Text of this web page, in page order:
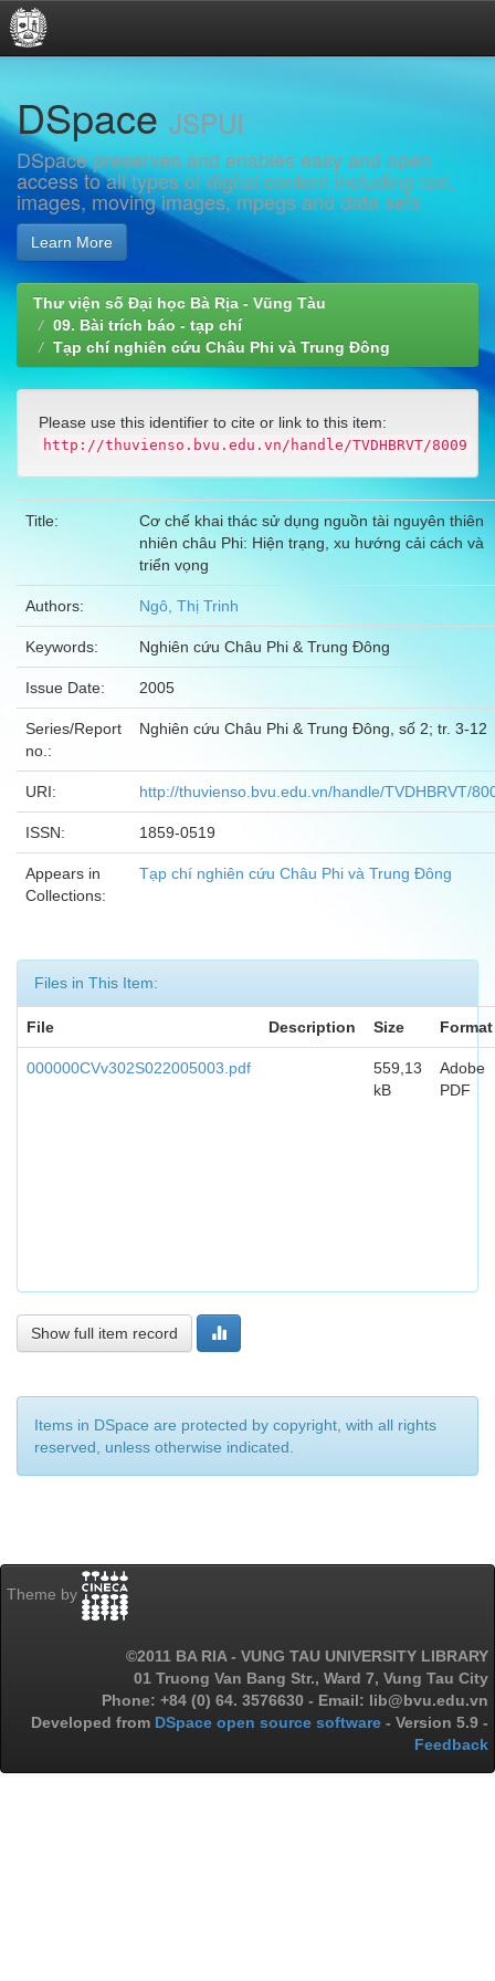
navigation
DSpace JSPUI
DSpace preserves and enables easy and open
access to all types of digital content including text,
images, moving images, mpegs and data sets
Learn More
Thư viện số Đại học Bà Rịa - Vũng Tàu
09. Bài trích báo - tạp chí
Tạp chí nghiên cứu Châu Phi và Trung Đông
Please use this identifier to cite or link to this item:
http://thuvienso.bvu.edu.vn/handle/TVDHBRVT/8009
Title:
Cơ chế khai thác sử dụng nguồn tài nguyên thiên
nhiên châu Phi: Hiện trạng, xu hướng cải cách và
triển vọng
Authors: Ngô, Thị Trinh
Keywords: Nghiên cứu Châu Phi & Trung Đông
Issue Date: 2005
Series/Report
no.:
Nghiên cứu Châu Phi & Trung Đông, số 2; tr. 3-12
URI: http://thuvienso.bvu.edu.vn/handle/TVDHBRVT/
ISSN: 1859-0519
Appears in
Collections:
Tạp chí nghiên cứu Châu Phi và Trung Đông
Files in This Item:
File Description Size Format
000000CVv302S022005003.pdf
559,13
kB
Adobe
PDF
Show full item record
Items in DSpace are protected by copyright, with all rights
reserved, unless otherwise indicated.
Theme by
©2011 BA RIA - VUNG TAU UNIVERSITY LIBRARY
01 Truong Van Bang Str., Ward 7, Vung Tau City
Phone: +84 (0) 64. 3576630 - Email: lib@bvu.edu.vn
Developed from DSpace open source software - Version 5.9 -
Feedback